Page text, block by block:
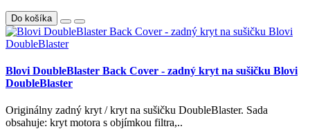
Do košíka
Blovi DoubleBlaster Back Cover - zadný kryt na sušičku Blovi
DoubleBlaster
Originálny zadný kryt / kryt na sušičku DoubleBlaster. Sada
obsahuje: kryt motora s objímkou filtra,..